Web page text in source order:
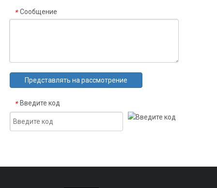
* Сообщение
Представлять на рассмотрение
* Введите код